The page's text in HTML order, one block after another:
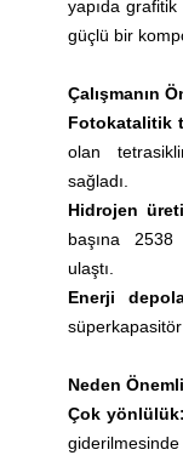
yapıda
güçlü bir
Çalışmanın
Fotokatalitik
olan
sağladı.
Hidrojen
başına
ulaştı.
Enerji
Neden
Çok yönlülük: